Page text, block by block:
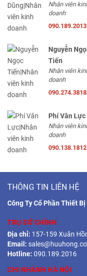
Nhân viên
doanh
090.189.2013
Nguyễn
Tiến
Nhân viên
doanh
090.274.3818
Phí Văn Lực
Nhân viên
doanh
090.138.1812
THÔNG TIN LIÊN HỆ
Công Ty Cổ Phần Thiết
TRỤ SỞ CHÍNH
Địa chỉ: 157-159 Xuân
Email:
Hotline: 090.189.2016
CHI NHÁNH HÀ NỘI